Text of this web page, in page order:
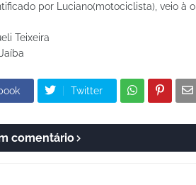
por Luciano(motociclista), veio à
Teixeira
Twitter
comentário